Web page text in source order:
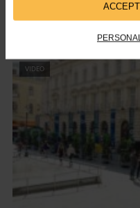
Maratonul de
VIDEO